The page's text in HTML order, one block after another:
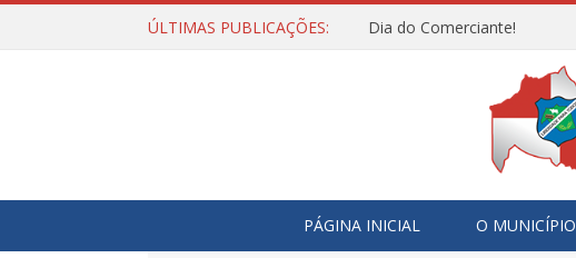
ÚLTIMAS PUBLICAÇÕES: Dia do Comerciante!
PÁGINA INICIAL O MUNICÍPIO